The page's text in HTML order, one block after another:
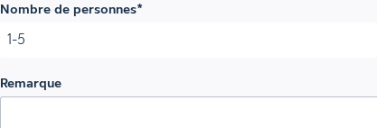
JJ slash MM slash AAAA
Nombre de personnes*
Remarque